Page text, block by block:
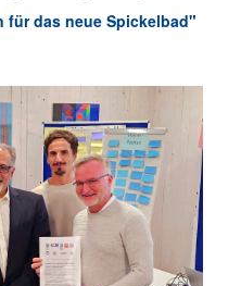
für das neue Spickelbad"